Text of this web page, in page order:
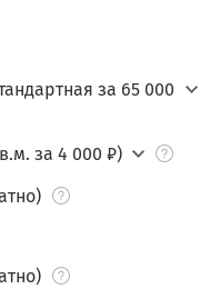
за 65 000
за 4 000 ₽)